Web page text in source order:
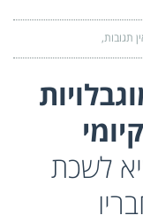
תגובות
לשכת